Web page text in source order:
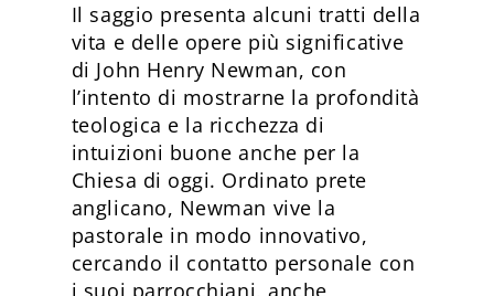
Il saggio presenta alcuni tratti della
vita e delle opere più significative
di John Henry Newman, con
l’intento di mostrarne la profondità
teologica e la ricchezza di
intuizioni buone anche per la
Chiesa di oggi. Ordinato prete
anglicano, Newman vive la
pastorale in modo innovativo,
cercando il contatto personale con